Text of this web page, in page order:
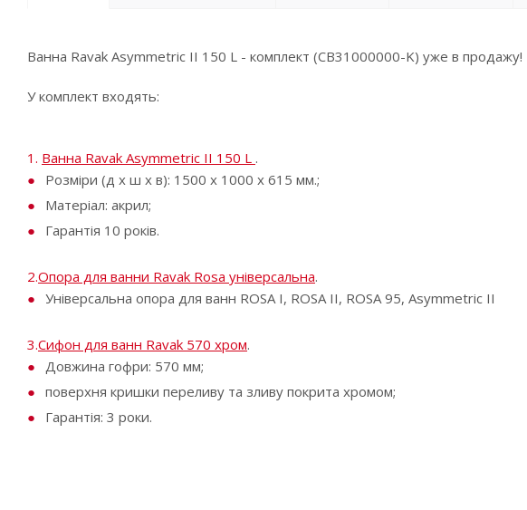
Ванна Ravak Asymmetric II 150 L - комплект (CB31000000-K) уже в продажу!
У комплект входять:
1. Ванна Ravak Asymmetric II 150 L .
Розміри (д x ш x в): 1500 х 1000 х 615 мм.;
Матеріал: акрил;
Гарантія 10 років.
2.Опора для ванни Ravak Rosa універсальна.
Універсальна опора для ванн ROSA I, ROSA II, ROSA 95, Asymmetric II
3.Сифон для ванн Ravak 570 хром.
Довжина гофри: 570 мм;
поверхня кришки переливу та зливу покрита хромом;
Гарантія: 3 роки.